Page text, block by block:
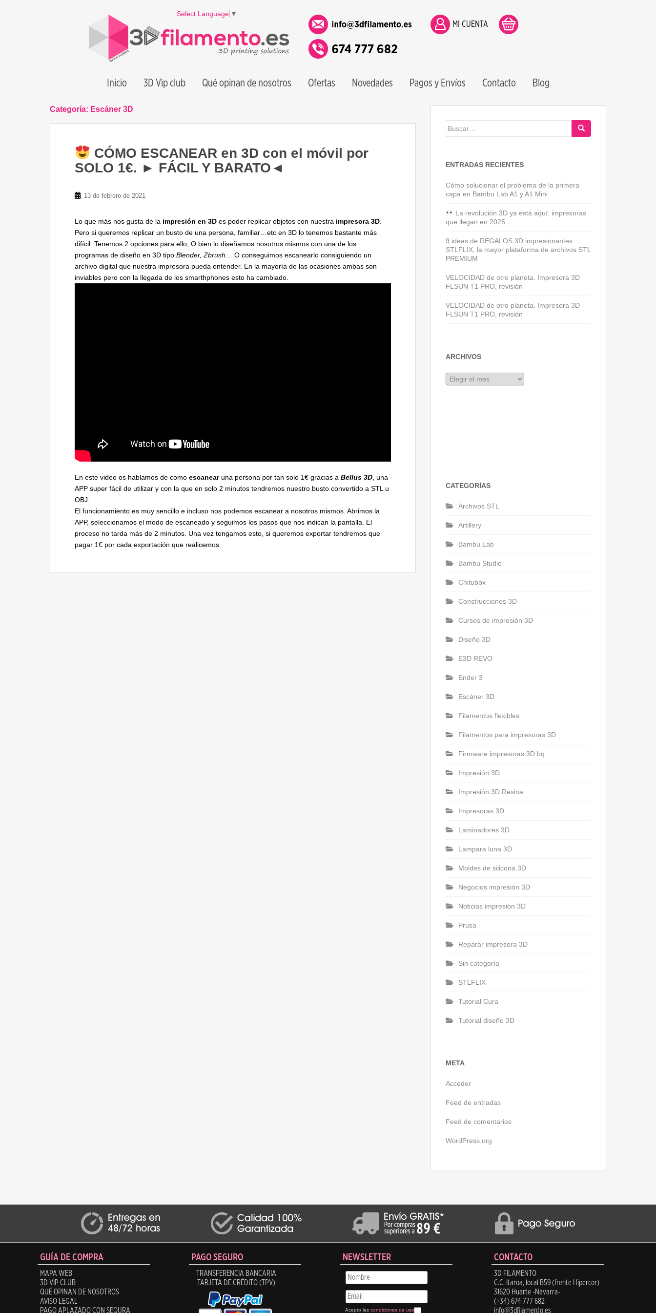
Select Language ▼
MI CUENTA
Inicio 3D Vip club Qué opinan de nosotros Ofertas Novedades Pagos y Envíos Contacto Blog
Categoría: Escáner 3D
CÓMO ESCANEAR en 3D con el móvil por
SOLO 1€. ► FÁCIL Y BARATO◄
13 de febrero de 2021
Lo que más nos gusta de la impresión en 3D es poder replicar objetos con nuestra impresora 3D.
Pero si queremos replicar un busto de una persona, familiar…etc en 3D lo tenemos bastante más
difícil. Tenemos 2 opciones para ello; O bien lo diseñamos nosotros mismos con una de los
programas de diseño en 3D tipo Blender, Zbrush… O conseguimos escanearlo consiguiendo un
archivo digital que nuestra impresora pueda entender. En la mayoría de las ocasiones ambas son
inviables pero con la llegada de los smarthphones esto ha cambiado.
En este video os hablamos de como escanearuna persona por tan solo 1€ gracias a Bellus 3D, una
APP super fácil de utilizar y con la que en solo 2 minutos tendremos nuestro busto convertido a STL u
OBJ.
El funcionamiento es muy sencillo e incluso nos podemos escanear a nosotros mismos. Abrimos la
APP, seleccionamos el modo de escaneado y seguimos los pasos que nos indican la pantalla. El
proceso no tarda más de 2 minutos. Una vez tengamos esto, si queremos exportar tendremos que
pagar 1€ por cada exportación que realicemos.
Buscar:
ENTRADAS RECIENTES
Cómo solucionar el problema de la primera
capa en Bambu Lab A1 y A1 Mini
La revolución 3D ya está aquí: impresoras
que llegan en 2025
9 ideas de REGALOS 3D impresionantes.
STLFLIX, la mayor plataforma de archivos STL
PREMIUM
VELOCIDAD de otro planeta. Impresora 3D
FLSUN T1 PRO, revisión
VELOCIDAD de otro planeta. Impresora 3D
FLSUN T1 PRO, revisión
ARCHIVOS
Archivos
CATEGORÍAS
Archivos STL
Artillery
Bambu Lab
Bambu Studio
Chitubox
Construcciones 3D
Cursos de impresión 3D
Diseño 3D
E3D REVO
Ender 3
Escáner 3D
Filamentos flexibles
Filamentos para impresoras 3D
Firmware impresoras 3D bq
Impresión 3D
Impresión 3D Resina
Impresoras 3D
Laminadores 3D
Lampara luna 3D
Moldes de silicona 3D
Negocios impresión 3D
Noticias impresión 3D
Prusa
Reparar impresora 3D
Sin categoría
STLFLIX
Tutorial Cura
Tutorial diseño 3D
META
Acceder
Feed de entradas
Feed de comentarios
WordPress.org
GUÍA DE COMPRA
MAPA WEB
3D VIP CLUB
QUÉ OPINAN DE NOSOTROS
AVISO LEGAL
PAGO APLAZADO CON SEQURA
PAGO SEGURO
TRANSFERENCIA BANCARIA
TARJETA DE CRÉDITO (TPV)
NEWSLETTER
Acepto las condiciones de uso
CONTACTO
3D FILAMENTO
C.C. Itaroa, local B59 (frente Hipercor)
31620 Huarte -Navarra-
(+34) 674 777 682
info@3dfilamento.es